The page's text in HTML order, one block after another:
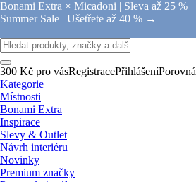
Bonami Extra × Micadoni | Sleva až 25 %
Summer Sale | Ušetřete až 40 % →
300 Kč pro vásRegistracePřihlášení
Kategorie
Místnosti
Bonami Extra
Inspirace
Slevy & Outlet
Návrh interiéru
Novinky
Premium značky